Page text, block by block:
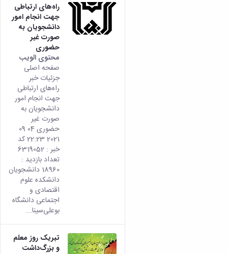
راه‌های ارتباطی
جهت انجام امور
دانشجویان به
صورت غیر
حضوری
محتوى الويب
صفحه اصلی
جزئیات خبر
راه‌های ارتباطی
جهت انجام امور
دانشجویان به
صورت غیر
حضوری 04 09
2021 22:23 کد
خبر : 6319052
تعداد بازدید :
18960 دانشجویان
دانشکده علوم
اقتصادی و
اجتماعی دانشگاه
بوعلی‌سینا...
تبریک روز معلم
و بزرگ‌داشت